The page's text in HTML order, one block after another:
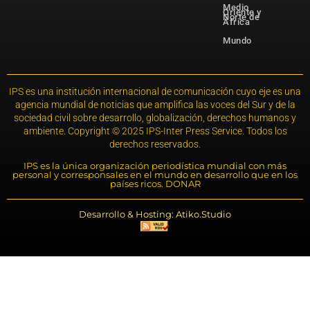
Medio
Oriente y
Norte de
África
Mundo
IPS es una institución internacional de comunicación cuyo eje es una
agencia mundial de noticias que amplifica las voces del Sur y de la
sociedad civil sobre desarrollo, globalización, derechos humanos y
ambiente. Copyright © 2025 IPS-Inter Press Service. Todos los
derechos reservados.
IPS es la única organización periodística mundial con más
personal y corresponsales en el mundo en desarrollo que en los
países ricos. DONAR
Desarrollo & Hosting: Atiko.Studio